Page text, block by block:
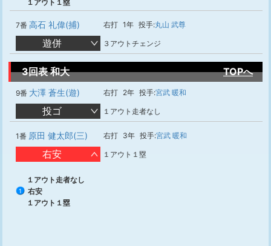
１アウト１塁
7番 高石 礼偉(捕) 右打 1年 投手:丸山 武尊
遊併 ３アウトチェンジ
3回表 和大 TOPへ
9番 大澤 蒼生(遊) 右打 2年 投手:宮武 暖和
投ゴ １アウト走者なし
1番 原田 健太郎(三) 右打 3年 投手:宮武 暖和
右安 １アウト１塁
１アウト走者なし
1
右安
１アウト１塁